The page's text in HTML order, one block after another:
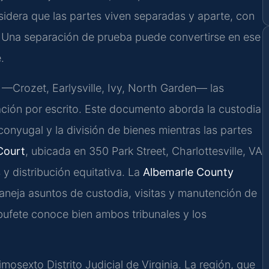
que las partes viven separadas y aparte, con
separación de prueba puede convertirse en ese
Earlysville, Ivy, North Garden— las
por escrito. Este documento aborda la custodia
y la división de bienes mientras las partes
, ubicada en 350 Park Street, Charlottesville, VA
distribución equitativa. La Albemarle County
asuntos de custodia, visitas y manutención de
conoce bien ambos tribunales y los
Distrito Judicial de Virginia. La región, que